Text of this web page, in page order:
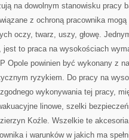
na dowolnym stanowisku pracy
z ochroną pracownika
oczy, twarz, uszy, głowę.
jest to praca na wysokościach
Opole powinien być wykonany z
ryzykiem. Do pracy na
wykonywania tej pracy,
linowe, szelki
Koźle. Wszelkie te
i warunków w jakich ma